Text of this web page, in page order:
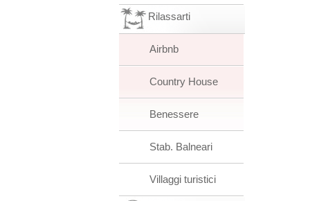
Rilassarti
Airbnb
Country House
Benessere
Stab. Balneari
Villaggi turistici